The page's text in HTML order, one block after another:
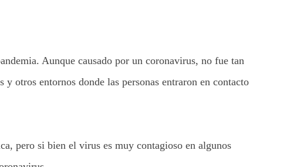
Aunque causado por un coronavirus, no fue tan
otros entornos donde las personas entraron en contacto
pero si bien el virus es muy contagioso en algunos